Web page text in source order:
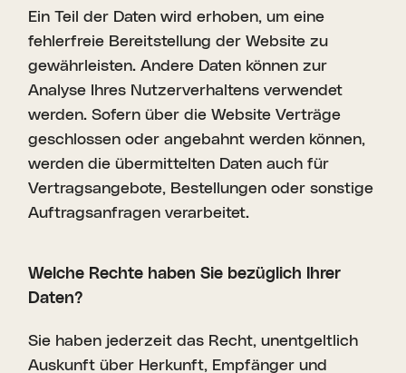
Ein Teil der Daten wird erhoben, um eine
fehlerfreie Bereitstellung der Website zu
gewährleisten. Andere Daten können zur
Analyse Ihres Nutzerverhaltens verwendet
werden. Sofern über die Website Verträge
geschlossen oder angebahnt werden können,
werden die übermittelten Daten auch für
Vertragsangebote, Bestellungen oder sonstige
Auftragsanfragen verarbeitet.
Welche Rechte haben Sie bezüglich Ihrer
Daten?
Sie haben jederzeit das Recht, unentgeltlich
Auskunft über Herkunft, Empfänger und